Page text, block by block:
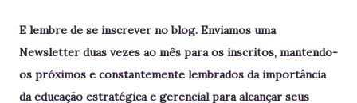
E lembre de se inscrever no blog. Enviamos uma
Newsletter duas vezes ao mês para os inscritos, mantendo-
os próximos e constantemente lembrados da importância
da educação estratégica e gerencial para alcançar seus